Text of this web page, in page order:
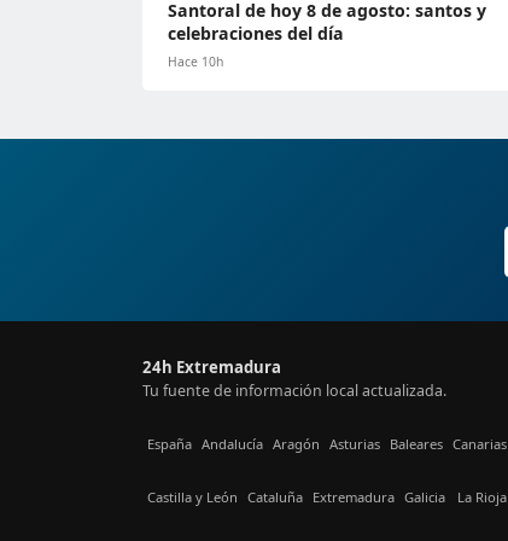
Santoral de hoy 8 de agosto: santos y
celebraciones del día
Hace 10h
24h Extremadura
Tu fuente de información local actualizada.
España Andalucía Aragón Asturias Baleares Canarias
Castilla y León Cataluña Extremadura Galicia La Rioja